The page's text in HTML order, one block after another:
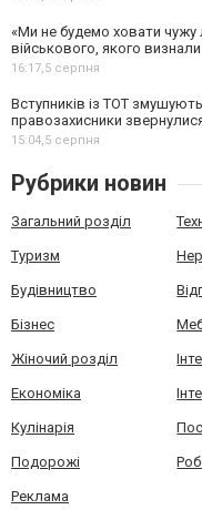
«Ми не будемо ховати
військового, якого
16:17,5 серпня
Вступників із ТОТ
правозахисники
15:04,5 серпня
Рубрики новин
Загальний розділ
Туризм
Будівництво
Бізнес
Жіночий розділ
Економіка
Кулінарія
Подорожі
Реклама